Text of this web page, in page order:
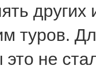
других
туров.
это не